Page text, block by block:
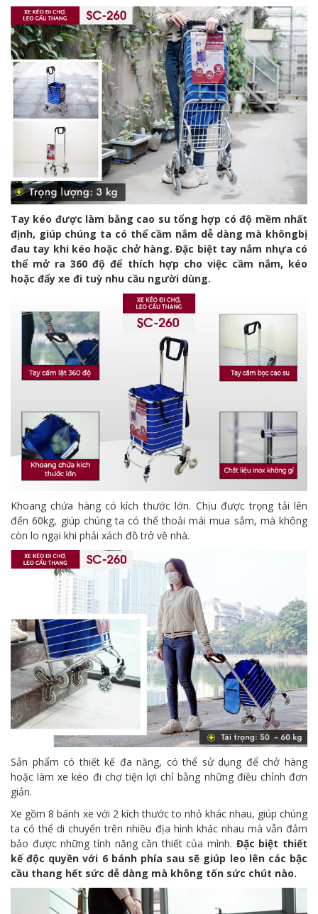
Tay kéo được làm bằng cao su tổng hợp có độ mềm nhất
định, giúp chúng ta có thể cầm nắm dễ dàng mà khôngbị
đau tay khi kéo hoặc chở hàng. Đặc biệt tay nắm nhựa có
thể mở ra 360 độ để thích hợp cho việc cầm nắm, kéo
hoặc đẩy xe đi tuỳ nhu cầu người dùng.
Khoang chứa hàng có kích thước lớn. Chịu được trọng tải lên
đến 60kg, giúp chúng ta có thể thoải mái mua sắm, mà không
còn lo ngại khi phải xách đồ trở về nhà.
Sản phẩm có thiết kế đa năng, có thể sử dụng để chở hàng
hoặc làm xe kéo đi chợ tiện lợi chỉ bằng những điều chỉnh đơn
giản.
Xe gồm 8 bánh xe với 2 kích thước to nhỏ khác nhau, giúp chúng
ta có thể di chuyển trên nhiều địa hình khác nhau mà vẫn đảm
bảo được những tính năng cần thiết của mình. Đặc biệt thiết
kế độc quyền với 6 bánh phía sau sẽ giúp leo lên các bậc
cầu thang hết sức dễ dàng mà không tốn sức chút nào.